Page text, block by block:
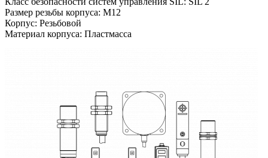
Размер резьбы корпуса: M12
Корпус: Резьбовой
Материал корпуса: Пластмасса